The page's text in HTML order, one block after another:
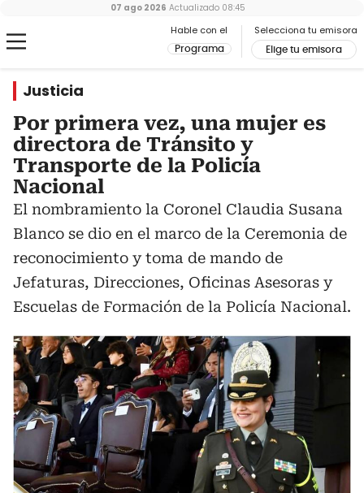
Hable con el
Programa
Selecciona tu emisora
Elige tu emisora
07 ago 2026 Actualizado 08:45
Justicia
Por primera vez, una mujer es
directora de Tránsito y
Transporte de la Policía
Nacional
El nombramiento la Coronel Claudia Susana
Blanco se dio en el marco de la Ceremonia de
reconocimiento y toma de mando de
Jefaturas, Direcciones, Oficinas Asesoras y
Escuelas de Formación de la Policía Nacional.